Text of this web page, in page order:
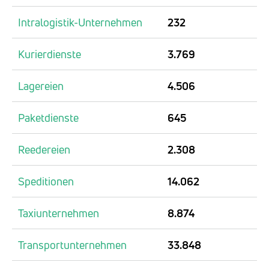
Intralogistik-Unternehmen 232
Kurierdienste 3.769
Lagereien 4.506
Paketdienste 645
Reedereien 2.308
Speditionen 14.062
Taxiunternehmen 8.874
Transportunternehmen 33.848